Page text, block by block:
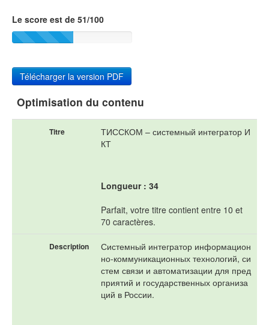
Document
Mobile
Optimisation
Le score est de 51/100
Télécharger la version PDF
Optimisation du contenu
Titre
ТИССКОМ – системный интегратор И
КТ
Longueur : 34
Parfait, votre titre contient entre 10 et
70 caractères.
Description
Системный интегратор информацион
но-коммуникационных технологий, си
стем связи и автоматизации для пред
приятий и государственных организа
ций в России.